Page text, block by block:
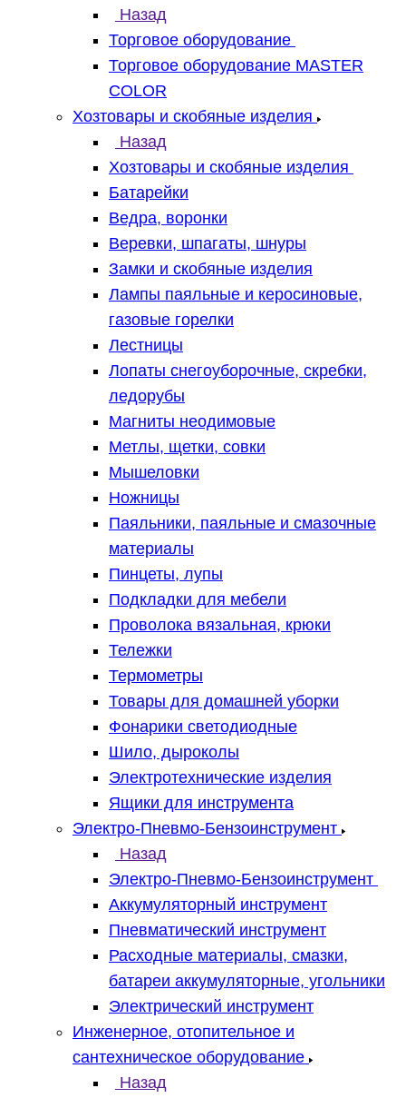
Назад
Торговое оборудование
Торговое оборудование MASTER
COLOR
Хозтовары и скобяные изделия
Назад
Хозтовары и скобяные изделия
Батарейки
Ведра, воронки
Веревки, шпагаты, шнуры
Замки и скобяные изделия
Лампы паяльные и керосиновые,
газовые горелки
Лестницы
Лопаты снегоуборочные, скребки,
ледорубы
Магниты неодимовые
Метлы, щетки, совки
Мышеловки
Ножницы
Паяльники, паяльные и смазочные
материалы
Пинцеты, лупы
Подкладки для мебели
Проволока вязальная, крюки
Тележки
Термометры
Товары для домашней уборки
Фонарики светодиодные
Шило, дыроколы
Электротехнические изделия
Ящики для инструмента
Электро-Пневмо-Бензоинструмент
Назад
Электро-Пневмо-Бензоинструмент
Аккумуляторный инструмент
Пневматический инструмент
Расходные материалы, смазки,
батареи аккумуляторные, угольники
Электрический инструмент
Инженерное, отопительное и
сантехническое оборудование
Назад